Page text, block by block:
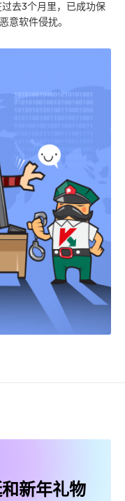
去3个月里，已成功保
软件侵扰。
新年礼物